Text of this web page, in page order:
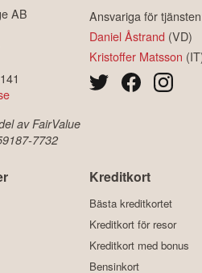
AB
av FairValue
7732
Ansvariga för
Daniel Åstrand (VD)
Kristoffer Matsson
Kreditkort
Bästa kreditkortet
Kreditkort för resor
Kreditkort med bonus
Bensinkort